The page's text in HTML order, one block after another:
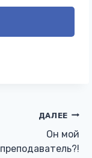
ДАЛЕЕ
Он мой
преподаватель?!